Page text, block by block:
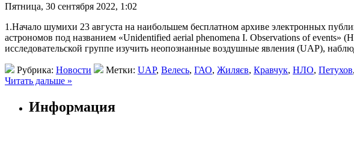
Пятница, 30 сентября 2022, 1:02
1.Начало шумихи 23 августа на наибольшем бесплатном архиве электронных
астрономов под названием «Unidentified aerial phenomena I. Observations of
исследовательской группе изучить неопознанные воздушные явления (UAP),
Рубрика: Новости Метки: UAP, Велесь, ГАО, Жиляєв, Кравчук, НЛО, Петухов,
Читать дальше »
Информация